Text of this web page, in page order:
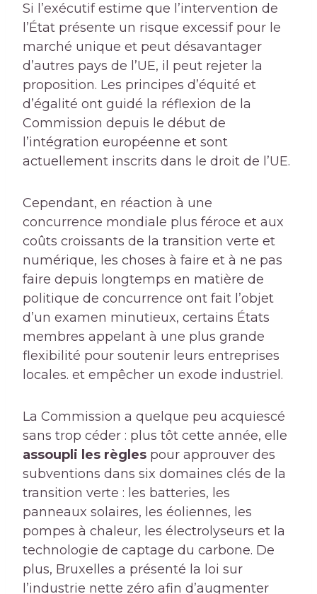
Si l’exécutif estime que l’intervention de
l’État présente un risque excessif pour le
marché unique et peut désavantager
d’autres pays de l’UE, il peut rejeter la
proposition. Les principes d’équité et
d’égalité ont guidé la réflexion de la
Commission depuis le début de
l’intégration européenne et sont
actuellement inscrits dans le droit de l’UE.
Cependant, en réaction à une
concurrence mondiale plus féroce et aux
coûts croissants de la transition verte et
numérique, les choses à faire et à ne pas
faire depuis longtemps en matière de
politique de concurrence ont fait l’objet
d’un examen minutieux, certains États
membres appelant à une plus grande
flexibilité pour soutenir leurs entreprises
locales. et empêcher un exode industriel.
La Commission a quelque peu acquiescé
sans trop céder : plus tôt cette année, elle
assoupli les règles pour approuver des
subventions dans six domaines clés de la
transition verte : les batteries, les
panneaux solaires, les éoliennes, les
pompes à chaleur, les électrolyseurs et la
technologie de captage du carbone. De
plus, Bruxelles a présenté la loi sur
l’industrie nette zéro afin d’augmenter